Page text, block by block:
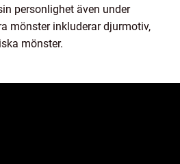
personlighet även under
mönster inkluderar djurmotiv,
mönster.